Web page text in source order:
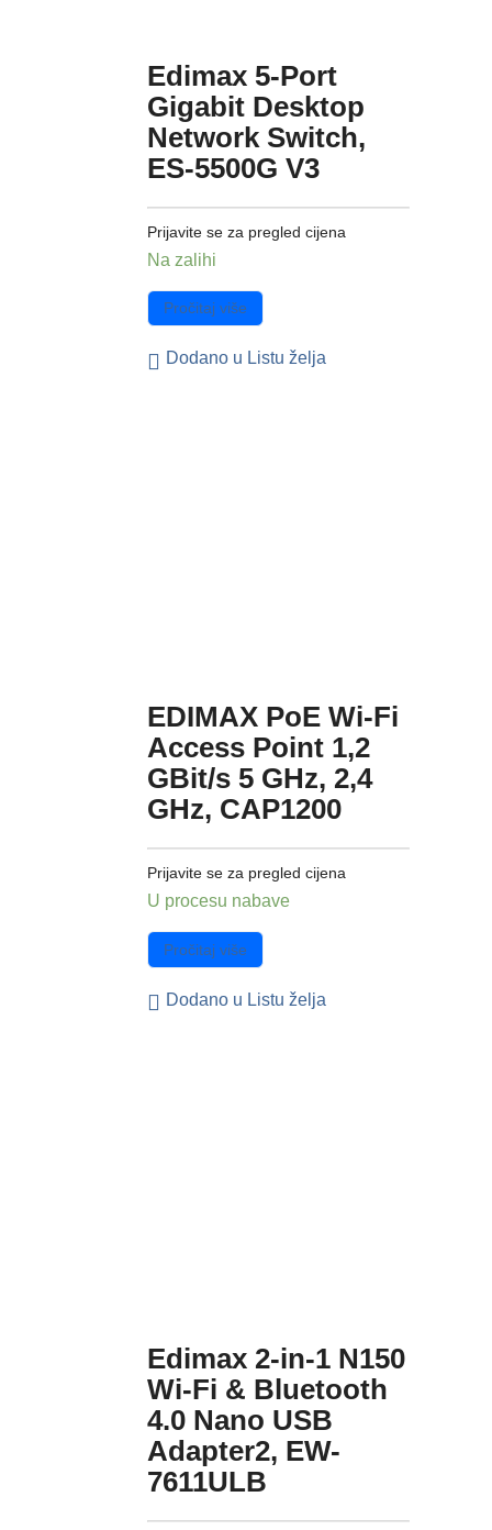
Edimax 5-Port
Gigabit Desktop
Network Switch,
ES-5500G V3
Prijavite se za pregled cijena
Na zalihi
Pročitaj više
Dodano u Listu želja
EDIMAX PoE Wi-Fi
Access Point 1,2
GBit/s 5 GHz, 2,4
GHz, CAP1200
Prijavite se za pregled cijena
U procesu nabave
Pročitaj više
Dodano u Listu želja
Edimax 2-in-1 N150
Wi-Fi & Bluetooth
4.0 Nano USB
Adapter2, EW-
7611ULB